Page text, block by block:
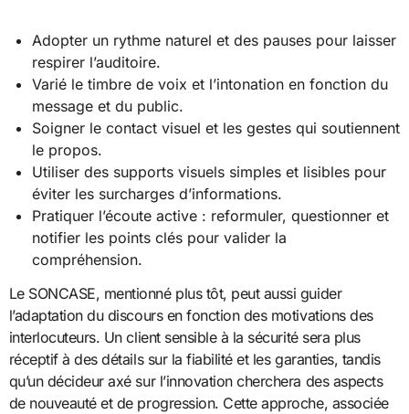
Adopter un rythme naturel et des pauses pour laisser
respirer l’auditoire.
Varié le timbre de voix et l’intonation en fonction du
message et du public.
Soigner le contact visuel et les gestes qui soutiennent
le propos.
Utiliser des supports visuels simples et lisibles pour
éviter les surcharges d’informations.
Pratiquer l’écoute active : reformuler, questionner et
notifier les points clés pour valider la
compréhension.
Le SONCASE, mentionné plus tôt, peut aussi guider
l’adaptation du discours en fonction des motivations des
interlocuteurs. Un client sensible à la sécurité sera plus
réceptif à des détails sur la fiabilité et les garanties, tandis
qu’un décideur axé sur l’innovation cherchera des aspects
de nouveauté et de progression. Cette approche, associée